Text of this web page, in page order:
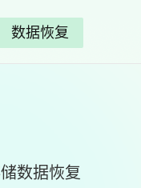
数据恢复
数据恢复